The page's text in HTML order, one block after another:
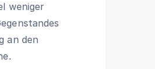
weniger
an den